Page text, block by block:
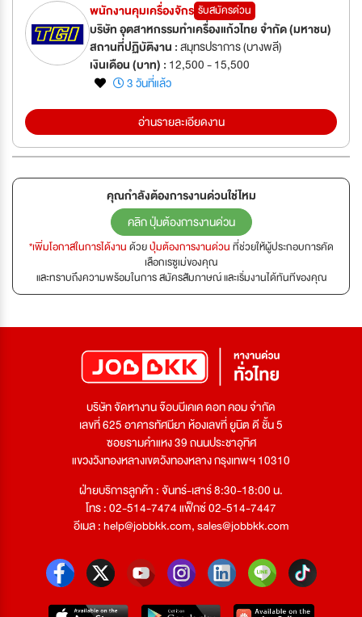
พนักงานคุมเครื่องจักร รับสมัครด่วน
บริษัท อุตสาหกรรมทำเครื่องแก้วไทย จำกัด (มหาชน)
สถานที่ปฏิบัติงาน :สมุทรปราการ (บางพลี)
เงินเดือน (บาท) : 12,500 - 15,500
3 วันที่แล้ว
อ่านรายละเอียดงาน
คุณกำลังต้องการงานด่วนใช่ไหม
คลิก ปุ่มต้องการงานด่วน
*เพิ่มโอกาสในการได้งานด้วยปุ่มต้องการงานด่วนที่ช่วยให้ผู้ประกอบการคัด
เลือกเรซูเม่ของคุณ
และทราบถึงความพร้อมในการ สมัครสัมภาษณ์ และเริ่มงานได้ทันทีของคุณ
บริษัท จัดหางาน จ๊อบบีเคเค ดอท คอม จำกัด
เลขที่ 625 อาคารทัศนียา ห้องเลขที่ ยูนิต ดี ชั้น 5
ซอยรามคำแหง 39 ถนนประชาอุทิศ
แขวงวังทองหลางเขตวังทองหลาง กรุงเทพฯ 10310
ฝ่ายบริการลูกค้า : จันทร์-เสาร์ 8:30-18:00 น.
โทร : 02-514-7474 แฟ็กซ์ 02-514-7447
อีเมล :help@jobbkk.com,sales@jobbkk.com